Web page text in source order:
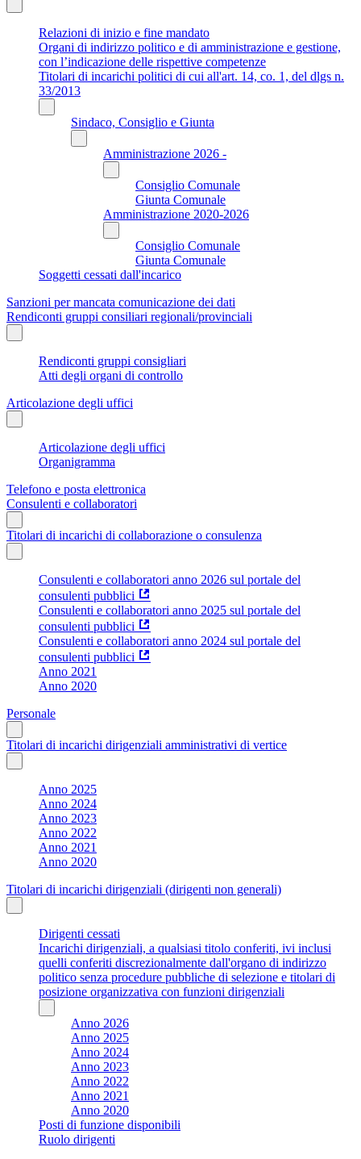
Relazioni di inizio e fine mandato
Organi di indirizzo politico e di amministrazione e gestione,
con l’indicazione delle rispettive competenze
Titolari di incarichi politici di cui all'art. 14, co. 1, del dlgs n.
33/2013
Sindaco, Consiglio e Giunta
Amministrazione 2026 -
Consiglio Comunale
Giunta Comunale
Amministrazione 2020-2026
Consiglio Comunale
Giunta Comunale
Soggetti cessati dall'incarico
Sanzioni per mancata comunicazione dei dati
Rendiconti gruppi consiliari regionali/provinciali
Rendiconti gruppi consigliari
Atti degli organi di controllo
Articolazione degli uffici
Articolazione degli uffici
Organigramma
Telefono e posta elettronica
Consulenti e collaboratori
Titolari di incarichi di collaborazione o consulenza
Consulenti e collaboratori anno 2026 sul portale del
consulenti pubblici
Consulenti e collaboratori anno 2025 sul portale del
consulenti pubblici
Consulenti e collaboratori anno 2024 sul portale del
consulenti pubblici
Anno 2021
Anno 2020
Personale
Titolari di incarichi dirigenziali amministrativi di vertice
Anno 2025
Anno 2024
Anno 2023
Anno 2022
Anno 2021
Anno 2020
Titolari di incarichi dirigenziali (dirigenti non generali)
Dirigenti cessati
Incarichi dirigenziali, a qualsiasi titolo conferiti, ivi inclusi
quelli conferiti discrezionalmente dall'organo di indirizzo
politico senza procedure pubbliche di selezione e titolari di
posizione organizzativa con funzioni dirigenziali
Anno 2026
Anno 2025
Anno 2024
Anno 2023
Anno 2022
Anno 2021
Anno 2020
Posti di funzione disponibili
Ruolo dirigenti